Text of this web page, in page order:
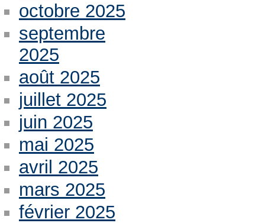
octobre 2025
septembre
2025
août 2025
juillet 2025
juin 2025
mai 2025
avril 2025
mars 2025
février 2025